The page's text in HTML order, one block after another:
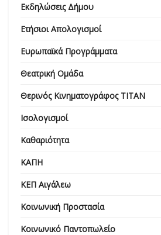
Εκδηλώσεις Δήμου
Ετήσιοι Απολογισμοί
Ευρωπαϊκά Προγράμματα
Θεατρική Ομάδα
Θερινός Κινηματογράφος ΤΙΤΑΝ
Ισολογισμοί
Καθαριότητα
ΚΑΠΗ
ΚΕΠ Αιγάλεω
Κοινωνική Προστασία
Κοινωνικό Παντοπωλείο